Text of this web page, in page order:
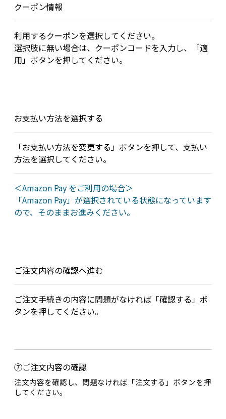
クーポン情報
利用するクーポンを選択してください。
選択肢に無い場合は、クーポンコードを入力し、「適
用」ボタンを押してください。
お支払い方法を選択する
「お支払い方法を変更する」ボタンを押して、支払い
方法を選択してください。
＜Amazon Pay をご利用の場合＞
「Amazon Pay」が選択されている状態になっています
ので、そのままお進みください。
ご注文内容の確認へ進む
ご注文手続きの内容に問題がなければ「確認する」ボ
タンを押してください。
⑦ご注文内容の確認
注文内容を確認し、問題なければ「注文する」ボタンを押
してください。